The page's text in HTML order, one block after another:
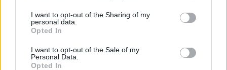
I want to opt-out of the Sharing of my
personal data.
Opted In
I want to opt-out of the Sale of my
Personal Data.
Opted In